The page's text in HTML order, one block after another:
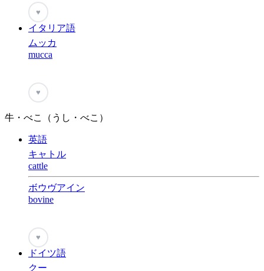
♥
イタリア語
ムッカ
mucca
♥
牛・べこ（うし・べこ）
英語
キャトル
cattle
ボウヴアイン
bovine
♥
ドイツ語
クー